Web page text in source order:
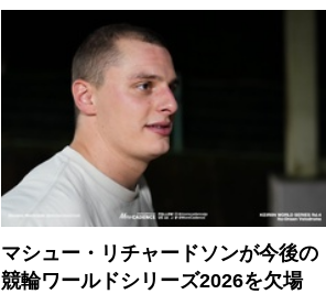
マシュー・リチャードソンが今後の
競輪ワールドシリーズ2026を欠場